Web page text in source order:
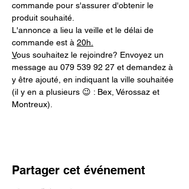
commande pour s'assurer d'obtenir le
produit souhaité.
L'annonce a lieu la veille et le délai de
commande est à 20h.
Vous souhaitez le rejoindre? Envoyez un
message au 079 539 92 27 et demandez à
y être ajouté, en indiquant la ville souhaitée
(il y en a plusieurs 😉 : Bex, Vérossaz et
Montreux).
Partager cet événement